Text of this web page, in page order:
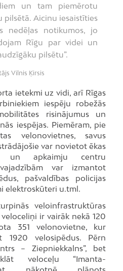
un tam piemērotu
Aicinu iesaistīties
nedēļas notikumos, jo
Rīgu par videi un
pilsētu”.
Vilnis Ķirsis
ietekmi uz vidi, arī Rīgas
iespēju robežās
risinājumus un
iespējas. Piemēram, pie
velonovietnes, savus
var novietot ēkas
un apkaimju centru
var izmantot
pašvaldības policijas
elektroskūteri u.tml.
veloinfrastruktūras
ir vairāk nekā 120
351 velonovietne, kur
1920 velosipēdus. Pērn
– Ziepniekkalns”, bet
veloceļu “Imanta-